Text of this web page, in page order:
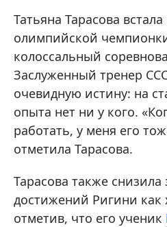
Татьяна Тарасова
олимпийской
колоссальный
Заслуженный тренер
очевидную истину: на
опыта нет ни у кого.
работать, у меня его
отметила Тарасова.
Тарасова также снизила
достижений Ригини как
отметив, что его ученик